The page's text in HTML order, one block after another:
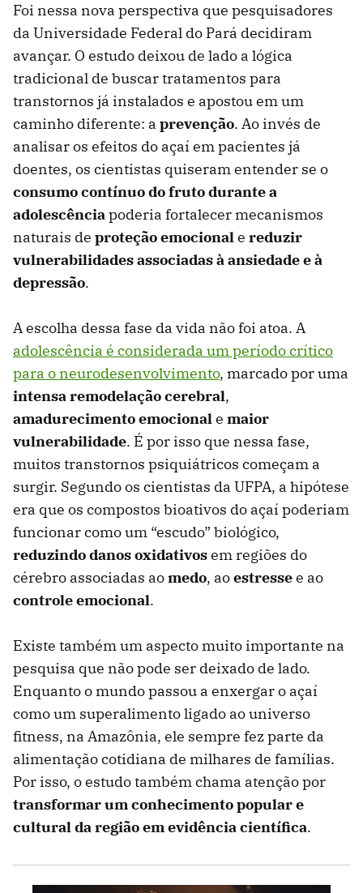
Foi nessa nova perspectiva que pesquisadores
da Universidade Federal do Pará decidiram
avançar. O estudo deixou de lado a lógica
tradicional de buscar tratamentos para
transtornos já instalados e apostou em um
caminho diferente: a prevenção. Ao invés de
analisar os efeitos do açaí em pacientes já
doentes, os cientistas quiseram entender se o
consumo contínuo do fruto durante a
adolescênciapoderia fortalecer mecanismos
naturais de proteção emocionale reduzir
vulnerabilidades associadas à ansiedade e à
depressão.
A escolha dessa fase da vida não foi atoa. A
adolescência é considerada um período crítico
para o neurodesenvolvimento, marcado por uma
intensa remodelação cerebral,
amadurecimento emocionale maior
vulnerabilidade. É por isso que nessa fase,
muitos transtornos psiquiátricos começam a
surgir. Segundo os cientistas da UFPA, a hipótese
era que os compostos bioativos do açaí poderiam
funcionar como um “escudo” biológico,
reduzindo danos oxidativosem regiões do
cérebro associadas aomedo, aoestressee ao
controle emocional.
Existe também um aspecto muito importante na
pesquisa que não pode ser deixado de lado.
Enquanto o mundo passou a enxergar o açaí
como um superalimento ligado ao universo
fitness, na Amazônia, ele sempre fez parte da
alimentação cotidiana de milhares de famílias.
Por isso, o estudo também chama atenção por
transformar um conhecimento popular e
cultural da região em evidência científica.